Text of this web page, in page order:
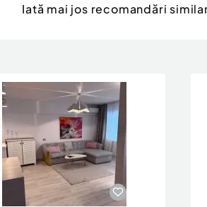
Iată mai jos recomandări